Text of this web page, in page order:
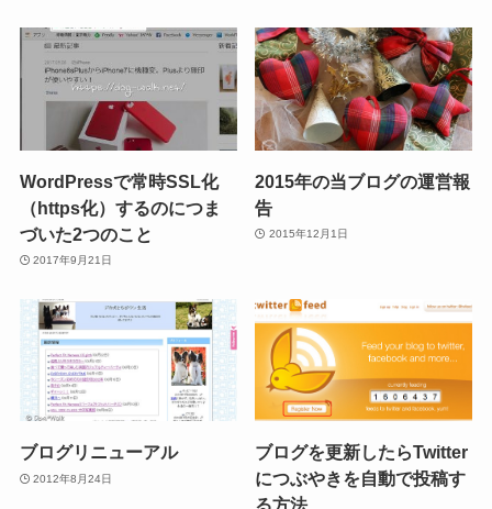
WordPressで常時SSL化
（https化）するのにつま
づいた2つのこと
2017年9月21日
2015年の当ブログの運営報
告
2015年12月1日
ブログリニューアル
2012年8月24日
ブログを更新したらTwitter
につぶやきを自動で投稿す
る方法